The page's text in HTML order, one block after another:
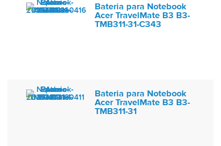
Bateria para Notebook
Acer TravelMate B3 B3-
TMB311-31-C343
Bateria para Notebook
Acer TravelMate B3 B3-
TMB311-31